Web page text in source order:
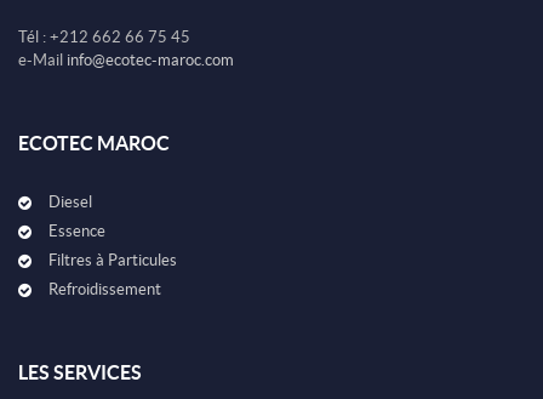
Tél : +212 662 66 75 45
e-Mail info@ecotec-maroc.com
ECOTEC MAROC
Diesel
Essence
Filtres à Particules
Refroidissement
LES SERVICES